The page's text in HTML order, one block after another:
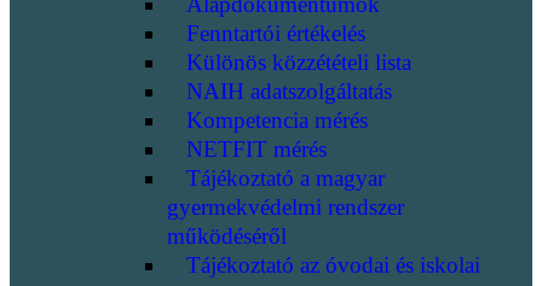
Fenntartói értékelés
Különös közzétételi lista
NAIH adatszolgáltatás
Kompetencia mérés
NETFIT mérés
Tájékoztató a magyar
gyermekvédelmi rendszer
működéséről
Tájékoztató az óvodai és iskolai